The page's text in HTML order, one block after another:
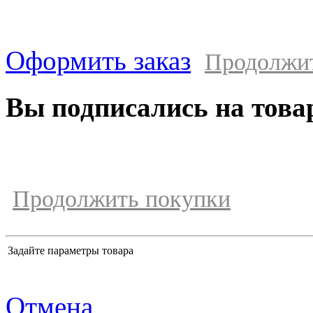
Оформить заказ
Вы подписались на
Продолжить покупки
Задайте параметры товара
Отмена